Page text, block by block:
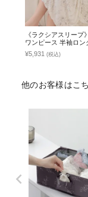
《ラクシアスリープ
ワンピース 半袖ロン
¥5,931 (税込)
他のお客様はこ